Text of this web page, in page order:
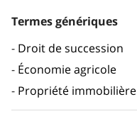
Termes génériques
Droit de succession
Économie agricole
Propriété immobilière